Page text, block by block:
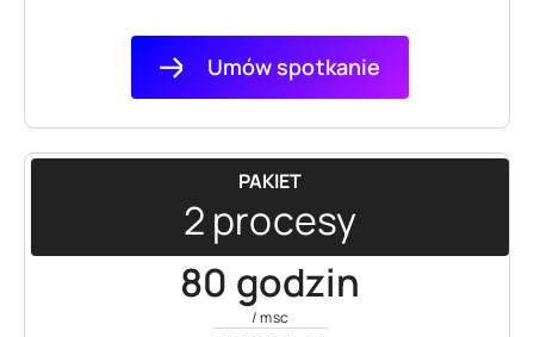
Umów spotkanie
PAKIET
2 procesy
80 godzin
/ msc